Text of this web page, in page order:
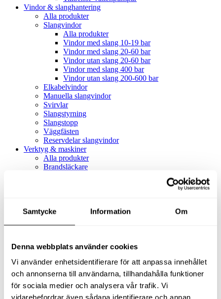
Samtycke Information Om
Denna webbplats använder cookies
Vi använder enhetsidentifierare för att anpassa innehållet
och annonserna till användarna, tillhandahålla funktioner
för sociala medier och analysera vår trafik. Vi
vidarebefordrar även sådana identifierare och annan
Vindor & slanghantering
Alla produkter
Slangvindor
Alla produkter
Vindor med slang 10-19 bar
Vindor med slang 20-60 bar
Vindor utan slang 20-60 bar
Vindor med slang 400 bar
Vindor utan slang 200-600 bar
Elkabelvindor
Manuella slangvindor
Svirvlar
Slangstyrning
Slangstopp
Väggfästen
Reservdelar slangvindor
Verktyg & maskiner
Alla produkter
Brandsläckare
Alla produkter
Slangfäste
Textil- & Våtdammsugare
Tillbehör Textil- & våtdammsugare
Adaptrar
Dammsugare